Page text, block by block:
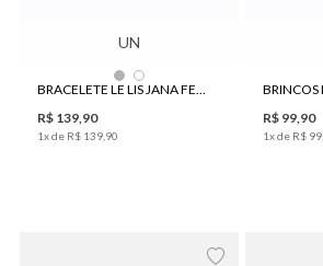
UN
BRACELETE LE LIS JANA FEMININO
R$ 139,90
1x de R$ 139 90
R$ 99,90
1x de R$ 99